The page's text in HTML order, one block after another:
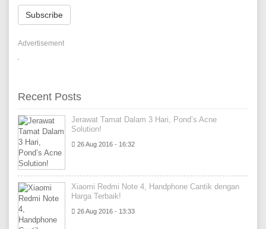
Subscribe
Advertisement
Recent Posts
Jerawat Tamat Dalam 3 Hari, Pond’s Acne
Solution!
26 Aug 2016 - 16:32
Xiaomi Redmi Note 4, Handphone Cantik dengan
Harga Terbaik!
26 Aug 2016 - 13:33